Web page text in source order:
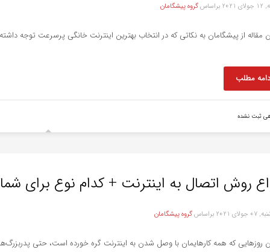
براساسگروه پیشگامان
مقاله از پیشگامان به نکاتی که در انتخاب بهترین اینترنت خانگی پرسرعت توجه
مطلب
ثبت نشده
روش اتصال به اینترنت + کدام نوع برای
2021 براساسگروه پیشگامان
روزهایی که همه کارهایمان با وصل شدن به اینترنت گره خورده است، حتی